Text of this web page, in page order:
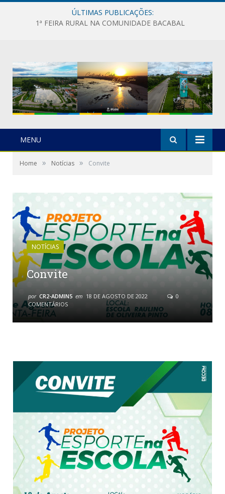
ÚLTIMAS PUBLICAÇÕES:
1ª FEIRA RURAL NA COMUNIDADE BACABAL
MENU
Home » Notícias » Convite
NOTÍCIAS
Convite
por CR2-ADMIN5 em 18 DE AGOSTO DE 2022
0
COMENTÁRIOS